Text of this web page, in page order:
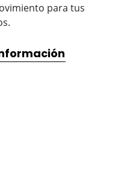
para tus